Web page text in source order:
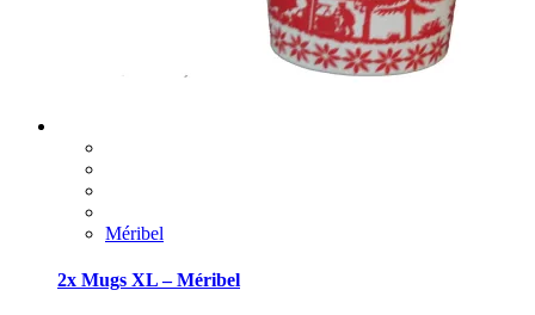
Méribel
2x Mugs XL – Méribel